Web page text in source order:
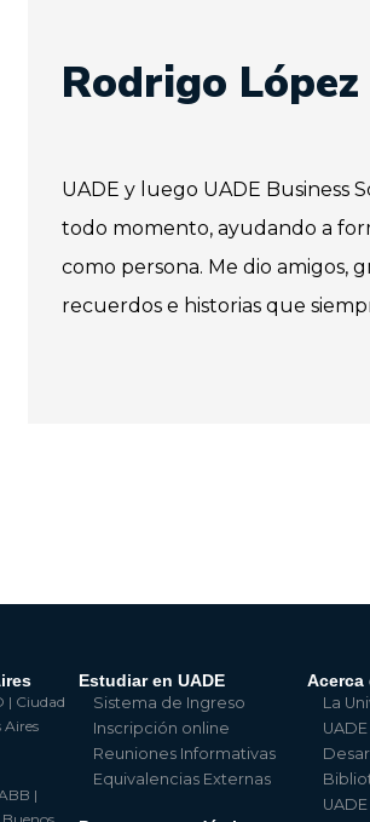
Rodrigo
UADE y luego UADE Business
todo momento, ayudando a
como persona. Me dio amigos,
recuerdos e historias que
| Ciudad
|
Estudiar en UADE
Sistema de Ingreso
Inscripción online
Reuniones Informativas
Equivalencias Externas
Acerca
La